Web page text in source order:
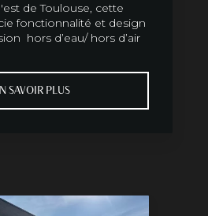
de Toulouse, cette
fonctionnalité et design
hors d’eau/ hors d’air
SAVOIR PLUS